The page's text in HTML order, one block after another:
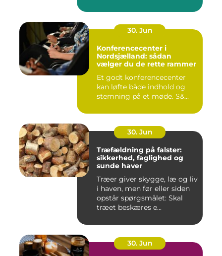
30. Jun
Konferencecenter i
Nordsjælland: sådan
vælger du de rette rammer
Et godt konferencecenter
kan løfte både indhold og
stemning på et møde. S&...
30. Jun
Træfældning på falster:
sikkerhed, faglighed og
sunde haver
Træer giver skygge, læ og liv
i haven, men før eller siden
opstår spørgsmålet: Skal
træet beskæres e...
30. Jun